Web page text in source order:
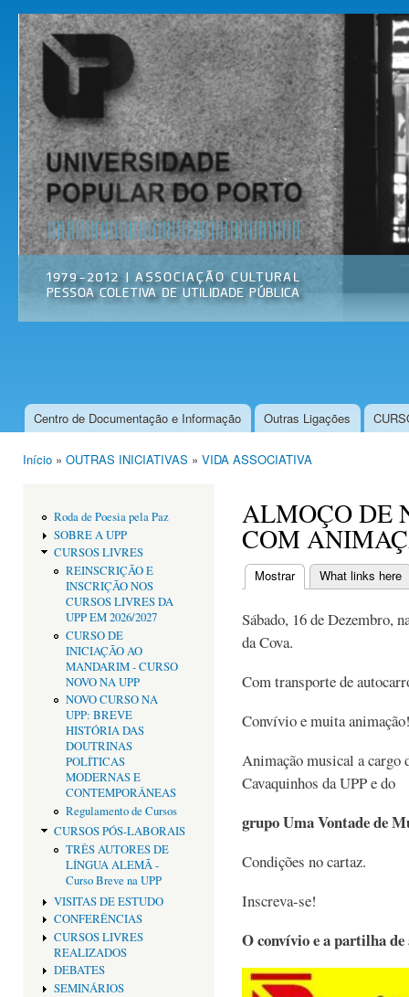
Universidade
Popular do
Porto
Associação
Cultural
Menu principal
Centro de Documentação e Informação Outras Ligações
Início » OUTRAS INICIATIVAS » VIDA ASSOCIATIVA
Roda de Poesia pela Paz
SOBRE A UPP
CURSOS LIVRES
REINSCRIÇÃO E
INSCRIÇÃO NOS
CURSOS LIVRES DA
UPP EM 2026/2027
CURSO DE
INICIAÇÃO AO
MANDARIM - CURSO
NOVO NA UPP
NOVO CURSO NA
UPP: BREVE
HISTÓRIA DAS
DOUTRINAS
POLÍTICAS
MODERNAS E
CONTEMPORÂNEAS
Regulamento de Cursos
CURSOS PÓS-LABORAIS
TRÊS AUTORES DE
LÍNGUA ALEMÃ -
Curso Breve na UPP
VISITAS DE ESTUDO
CONFERÊNCIAS
CURSOS LIVRES
REALIZADOS
DEBATES
SEMINÁRIOS
ALMOÇO DE
COM
Separadores
Mostrar(separador ativo)
What links here
Sábado, 16 de Dezembro,
da Cova.
Com transporte de
Convívio e muita
Animação musical a cargo
Cavaquinhos da UPP e do
grupo Uma Vontade de
Condições no cartaz.
Inscreva-se!
O convívio e a partilha de